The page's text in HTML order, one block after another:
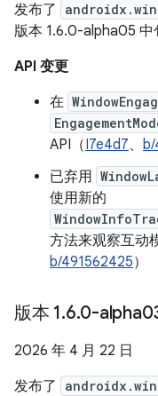
发布了
版本 1.6.0-alpha05 中
API 变更
在
API（I7e4d7、
已弃用
使用新的
方法来观察互动
b/491562425）
版本 1.6.0-
2026 年 4 月 22 日
发布了